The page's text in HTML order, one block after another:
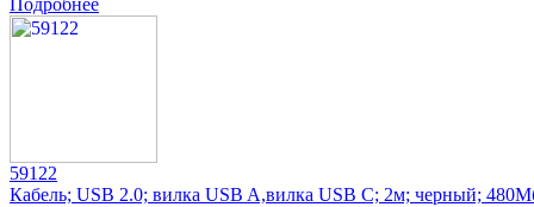
59122
Кабель; USB 2.0; вилка USB A,вилка USB C; 2м; черный;